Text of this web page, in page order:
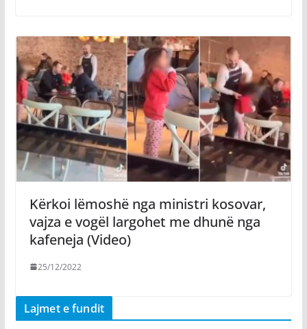
Kërkoi lëmoshë nga ministri kosovar,
vajza e vogël largohet me dhunë nga
kafeneja (Video)
25/12/2022
Lajmet e fundit